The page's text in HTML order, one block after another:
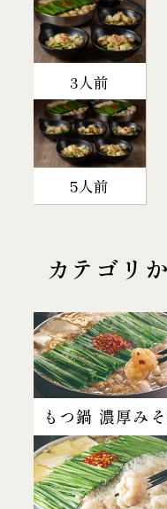
3人前
5人前
カテゴリ
もつ鍋 濃厚み